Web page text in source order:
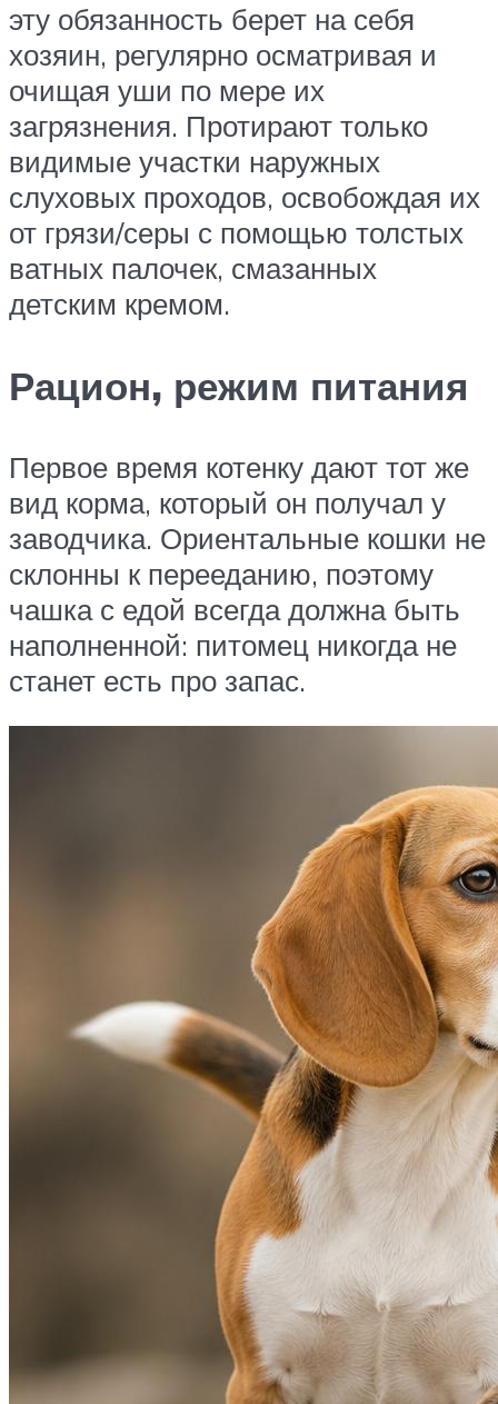
эту обязанность берет на себя
хозяин, регулярно осматривая и
очищая уши по мере их
загрязнения. Протирают только
видимые участки наружных
слуховых проходов, освобождая их
от грязи/серы с помощью толстых
ватных палочек, смазанных
детским кремом.
Рацион, режим питания
Первое время котенку дают тот же
вид корма, который он получал у
заводчика. Ориентальные кошки не
склонны к перееданию, поэтому
чашка с едой всегда должна быть
наполненной: питомец никогда не
станет есть про запас.